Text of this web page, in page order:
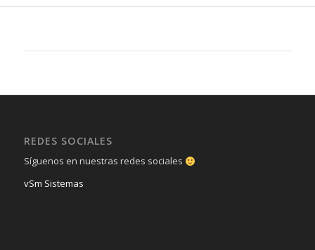
REDES SOCIALES
Síguenos en nuestras redes sociales
vSm Sistemas